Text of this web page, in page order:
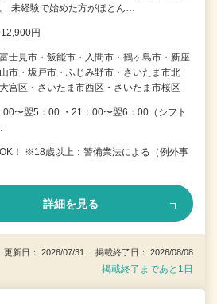
未経験で始めた方がほとん…
円
士見市・飯能市・入間市・鶴ヶ島市・新座
市・坂戸市・ふじみ野市・さいたま市北
宮区・さいたま市西区・さいたま市桜区
00〜翌5：00 ・21：00〜翌6：00（シフト
！ ※18歳以上：警備業法による（例外事
詳細を見る
更新日： 2026/07/31 掲載終了日： 2026/08/08
掲載終了まであと1日